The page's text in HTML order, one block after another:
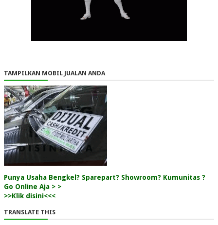
TAMPILKAN MOBIL JUALAN ANDA
Punya Usaha Bengkel? Sparepart? Showroom? Kumunitas ?
Go Online Aja > >
>>Klik disini<<<
TRANSLATE THIS